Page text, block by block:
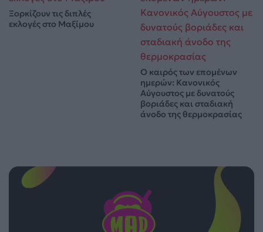
Ξορκίζουν τις διπλές
εκλογές στο Μαξίμου
Ο καιρός των επομένων
ημερών: Κανονικός
Αύγουστος με δυνατούς
βοριάδες και σταδιακή
άνοδο της θερμοκρασίας